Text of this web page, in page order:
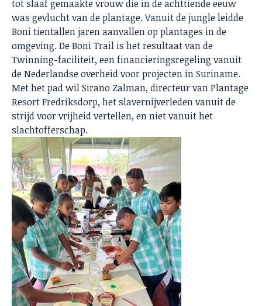
tot slaaf gemaakte vrouw die in de achttiende eeuw
was gevlucht van de plantage. Vanuit de jungle leidde
Boni tientallen jaren aanvallen op plantages in de
omgeving. De Boni Trail is het resultaat van de
Twinning-faciliteit, een financieringsregeling vanuit
de Nederlandse overheid voor projecten in Suriname.
Met het pad wil Sirano Zalman, directeur van Plantage
Resort Fredriksdorp, het slavernijverleden vanuit de
strijd voor vrijheid vertellen, en niet vanuit het
slachtofferschap.